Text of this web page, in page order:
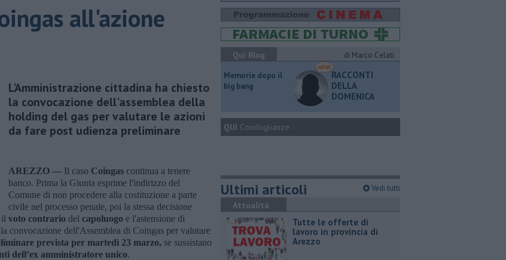
all'azione
L'Amministrazione cittadina ha chiesto
la convocazione dell'assemblea della
holding del gas per valutare le azioni
da fare post udienza preliminare
AREZZO — Il caso Coingas continua a tenere
banco. Prima la Giunta esprime l'indirizzo del
Comune di non procedere alla costituzione a parte
civile nel processo penale, poi la stessa decisione
il voto contrario del capoluogo e l'astensione di
convocazione dell'Assemblea di Coingas per valutare
prevista per martedì 23 marzo, se sussistano
dell’ex amministratore unico.
Qui Blog
di Marco Celati
Memorie dopo il
big bang
RACCONTI
DELLA
DOMENICA
QUI Condoglianze
Ultimi articoli Vedi tutti
Attualità
​Tutte le offerte di
lavoro in provincia di
Arezzo